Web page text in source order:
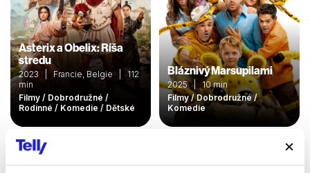
Asterix a Obelix: Ríša
stredu
2023 | Francie, Belgie | 112
min
Filmy / Dobrodružné /
Rodinné / Komedie / Dětské
Bláznivý Marsupilami
2025 | 10 min
Filmy / Dobrodružné /
Komedie